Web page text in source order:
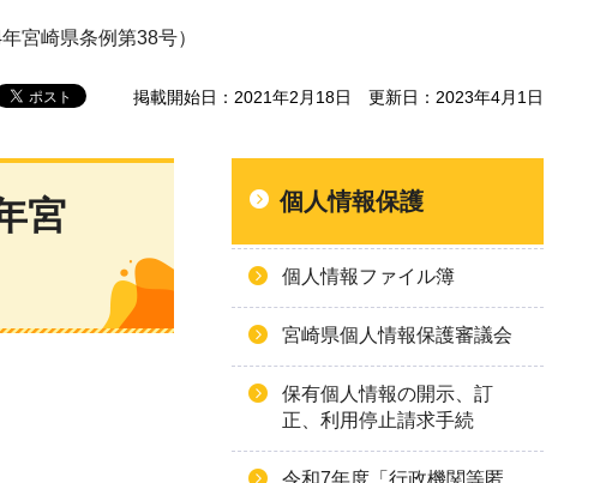
宮崎県条例第38号）
掲載開始日：2021年2月18日 更新日：2023年4月1日
宮
個人情報保護
個人情報ファイル簿
宮崎県個人情報保護審議会
保有個人情報の開示、訂
正、利用停止請求手続
令和7年度「行政機関等匿